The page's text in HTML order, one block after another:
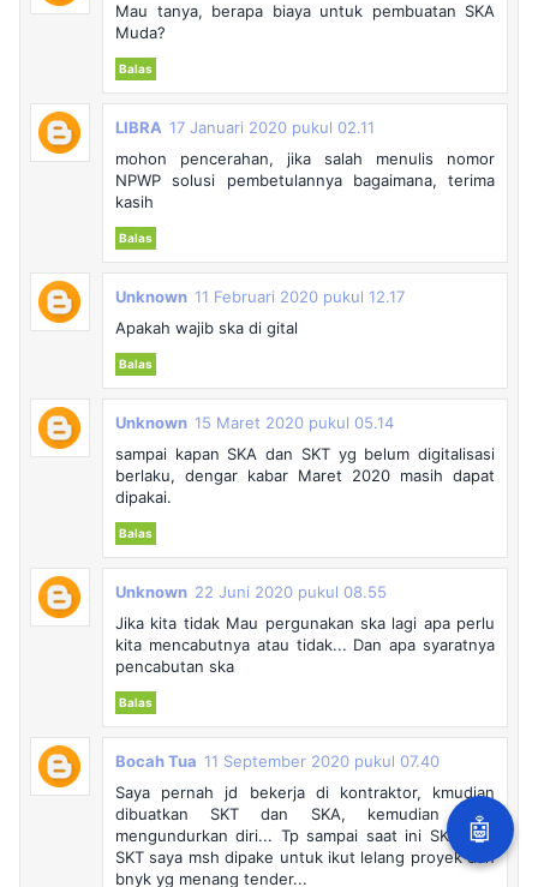
Mau tanya, berapa biaya untuk pembuatan SKA
Muda?
Balas
LIBRA 17 Januari 2020 pukul 02.11
mohon pencerahan, jika salah menulis nomor
NPWP solusi pembetulannya bagaimana, terima
kasih
Balas
Unknown 11 Februari 2020 pukul 12.17
Apakah wajib ska di gital
Balas
Unknown 15 Maret 2020 pukul 05.14
sampai kapan SKA dan SKT yg belum digitalisasi
berlaku, dengar kabar Maret 2020 masih dapat
dipakai.
Balas
Unknown 22 Juni 2020 pukul 08.55
Jika kita tidak Mau pergunakan ska lagi apa perlu
kita mencabutnya atau tidak... Dan apa syaratnya
pencabutan ska
Balas
Bocah Tua 11 September 2020 pukul 07.40
Saya pernah jd bekerja di kontraktor, kmudian
dibuatkan SKT dan SKA, kemudian saya
mengundurkan diri... Tp sampai saat ini SKA dan
SKT saya msh dipake untuk ikut lelang proyek dan
bnyk yg menang tender...
🤖